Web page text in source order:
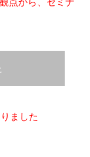
点から、セミナ
ました